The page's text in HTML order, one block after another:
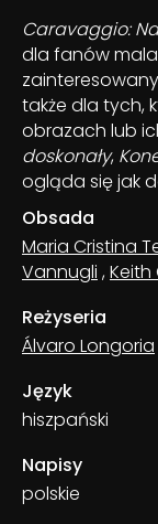
Caravaggio:
dla fanów
także dla tych,
obrazach lub
doskonały,
ogląda się jak
Obsada
Maria Cristina
Vannugli ,Keith
Reżyseria
Álvaro Longoria
Język
hiszpański
Napisy
polskie